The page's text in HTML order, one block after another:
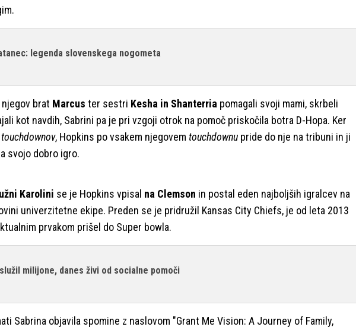
legenda slovenskega nogometa
brat Marcus ter sestri Kesha in Shanterria pomagali svoji mami, skrbeli
kot navdih, Sabrini pa je pri vzgoji otrok na pomoč priskočila botra D-Hopa. Ker
touchdownov, Hopkins po vsakem njegovem touchdownu pride do nje na tribuni in ji
svojo dobro igro.
Karolini se je Hopkins vpisal na Clemson in postal eden najboljših igralcev na
univerzitetne ekipe. Preden se je pridružil Kansas City Chiefs, je od leta 2013
prvakom prišel do Super bowla.
milijone, danes živi od socialne pomoči
Sabrina objavila spomine z naslovom "Grant Me Vision: A Journey of Family,